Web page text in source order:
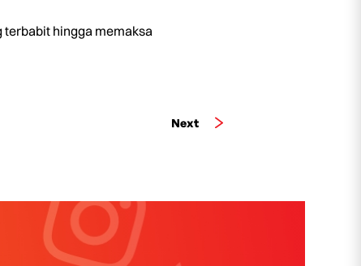
terbabit hingga memaksa
Next